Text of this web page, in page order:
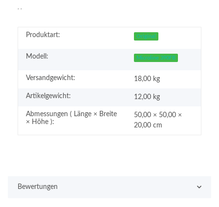
Produktart: Original
Modell: Microline 390FB
Versandgewicht: 18,00 kg
Artikelgewicht: 12,00 kg
Abmessungen ( Länge × Breite
× Höhe ):
50,00 × 50,00 ×
20,00 cm
Bewertungen